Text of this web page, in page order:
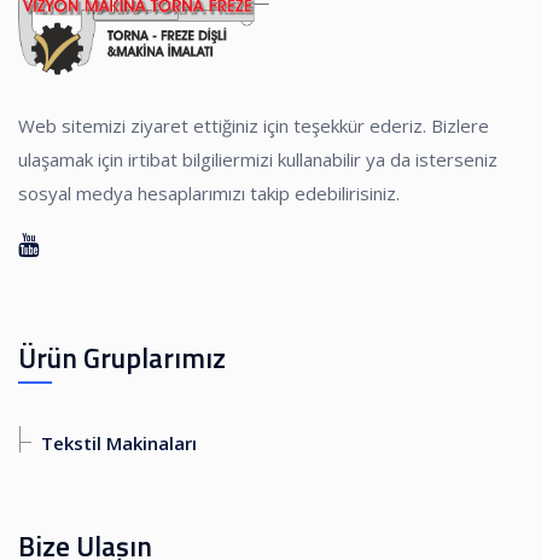
Web sitemizi ziyaret ettiğiniz için teşekkür ederiz. Bizlere
ulaşamak için irtibat bilgiliermizi kullanabilir ya da isterseniz
sosyal medya hesaplarımızı takip edebilirisiniz.
Ürün Gruplarımız
Tekstil Makinaları
Bize Ulaşın